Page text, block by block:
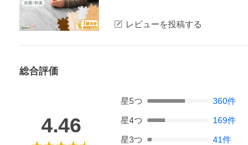
レビューを投稿する
総合評価
4.46
星5つ 360件
星4つ 169件
星3つ 41件